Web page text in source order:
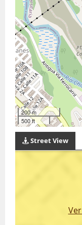
200 m
500 ft
Street View